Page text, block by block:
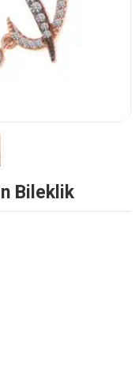
Bileklik